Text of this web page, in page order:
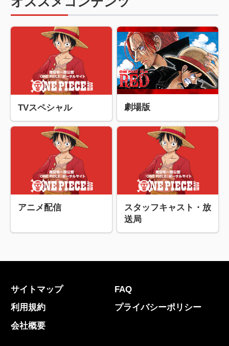
TVスペシャル 劇場版
アニメ配信
スタッフキャスト・放
送局
サイトマップ
FAQ
利用規約
プライバシーポリシー
会社概要